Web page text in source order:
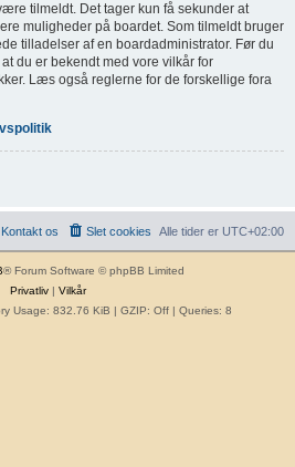
tilmeldt. Det tager kun få sekunder at
muligheder på boardet. Som tilmeldt bruger
tilladelser af en boardadministrator. Før du
du er bekendt med vore vilkår for
Læs også reglerne for de forskellige fora
Alle tider er UTC+02:00
Slet cookies
Kontakt os
® Forum Software © phpBB Limited
Privatliv| Vilkår
Usage: 832.76 KiB | GZIP: Off | Queries: 8